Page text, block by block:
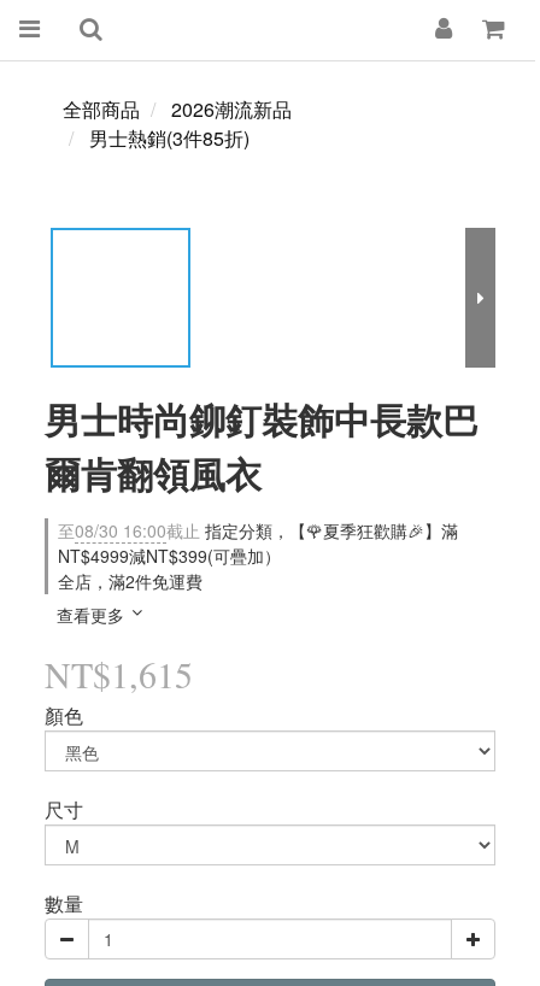
全部商品
2026潮流新品
男士熱銷(3件85折)
男士時尚鉚釘裝飾中長款巴
爾肯翻領風衣
至08/30 16:00截止 指定分類，【🌹夏季狂歡購🎉】滿
NT$4999減NT$399(可疊加）
全店，滿2件免運費
查看更多
NT$1,615
顏色
尺寸
數量